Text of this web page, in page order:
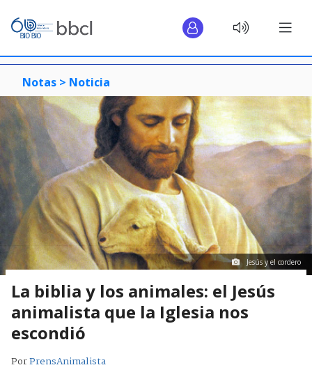
Notas > Noticia
Jesús y el cordero
La biblia y los animales: el Jesús
animalista que la Iglesia nos
escondió
PorPrensAnimalista